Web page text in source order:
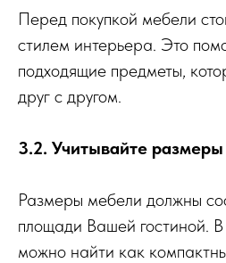
Перед покупкой мебели
стилем интерьера. Это
подходящие предметы,
друг с другом.
3.2. Учитывайте размеры
Размеры мебели должны
площади Вашей гостиной.
можно найти как